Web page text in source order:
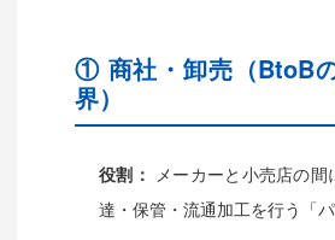
① 商社・卸売（BtoB
界）
役割：
メーカーと小売店の
達・保管・流通加工を行う「パ